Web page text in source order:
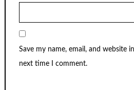
Save my name, email, and website
next time I comment.